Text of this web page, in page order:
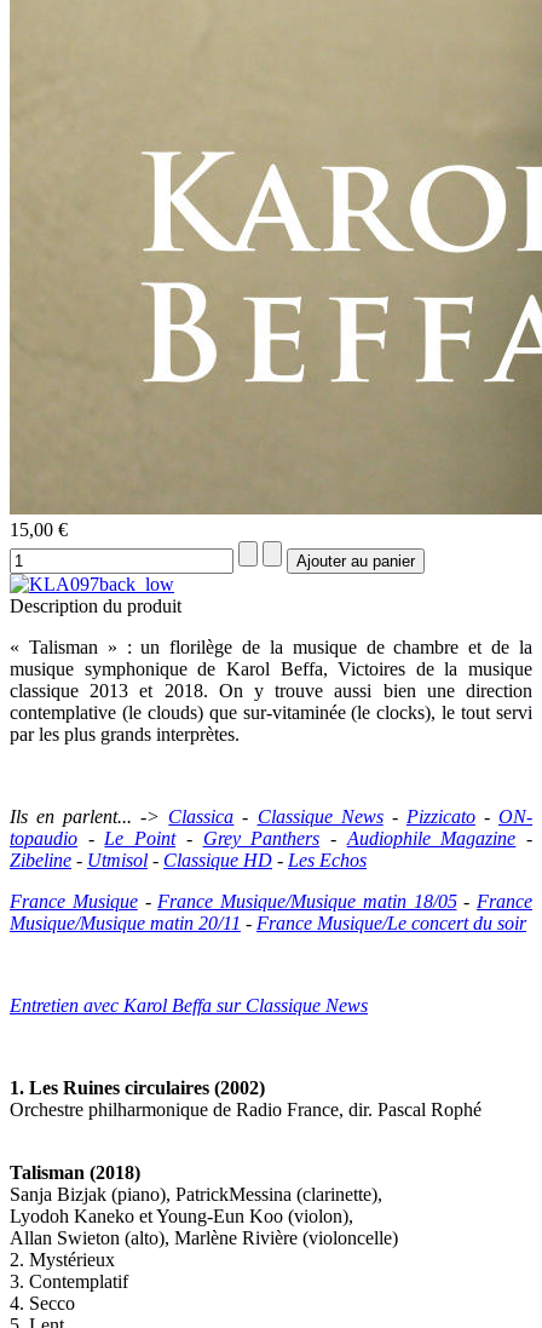
15,00 €
Description du produit
« Talisman » : un florilège de la musique de chambre et de la
musique symphonique de Karol Beffa, Victoires de la musique
classique 2013 et 2018. On y trouve aussi bien une direction
contemplative (le clouds) que sur-vitaminée (le clocks), le tout servi
par les plus grands interprètes.
Ils en parlent... -> Classica - Classique News- Pizzicato-ON-
topaudio - Le Point- Grey Panthers - Audiophile Magazine -
Zibeline - Utmisol - Classique HD - Les Echos
France Musique- France Musique/Musique matin 18/05- France
Musique/Musique matin 20/11 - France Musique/Le concert du soir
Entretien avec Karol Beffa sur Classique News
1. Les Ruines circulaires (2002)
Orchestre philharmonique de Radio France, dir. Pascal Rophé
Talisman (2018)
Sanja Bizjak (piano), PatrickMessina (clarinette),
Lyodoh Kaneko et Young-Eun Koo (violon),
Allan Swieton (alto), Marlène Rivière (violoncelle)
2. Mystérieux
3. Contemplatif
4. Secco